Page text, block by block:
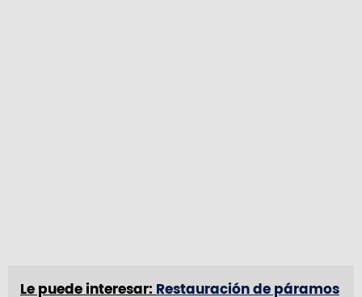
Le puede interesar: Restauración de páramos